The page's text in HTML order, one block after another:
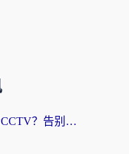
海外党亲测：在海外如何看CCTV？告别“仅限大陆播放”的实用指南